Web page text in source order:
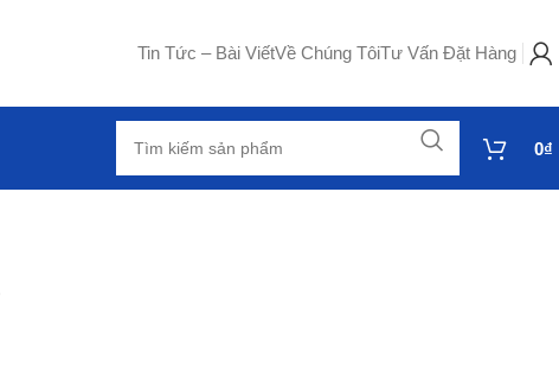
Tin Tức – Bài ViếtVề Chúng TôiTư Vấn Đặt Hàng
0₫